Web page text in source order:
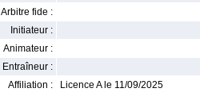
Arbitre fide :
Initiateur :
Animateur :
Entraîneur :
Affiliation :
Licence A le 11/09/2025